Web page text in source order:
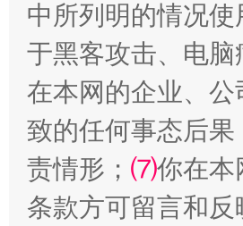
全民健身五年计划来了！等你上
中所列明的情况
于黑客攻击、电
在本网的企业、
致的任何事态后果
责情形； ⑺你在本
条款方可留言和